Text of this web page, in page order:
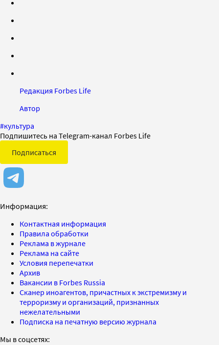
Редакция Forbes Life
Автор
#культура
Подпишитесь на Telegram-канал Forbes Life
Подписаться
Информация:
Контактная информация
Правила обработки
Реклама в журнале
Реклама на сайте
Условия перепечатки
Архив
Вакансии в Forbes Russia
Сканер иноагентов, причастных к экстремизму и
терроризму и организаций, признанных
нежелательными
Подписка на печатную версию журнала
Мы в соцсетях: